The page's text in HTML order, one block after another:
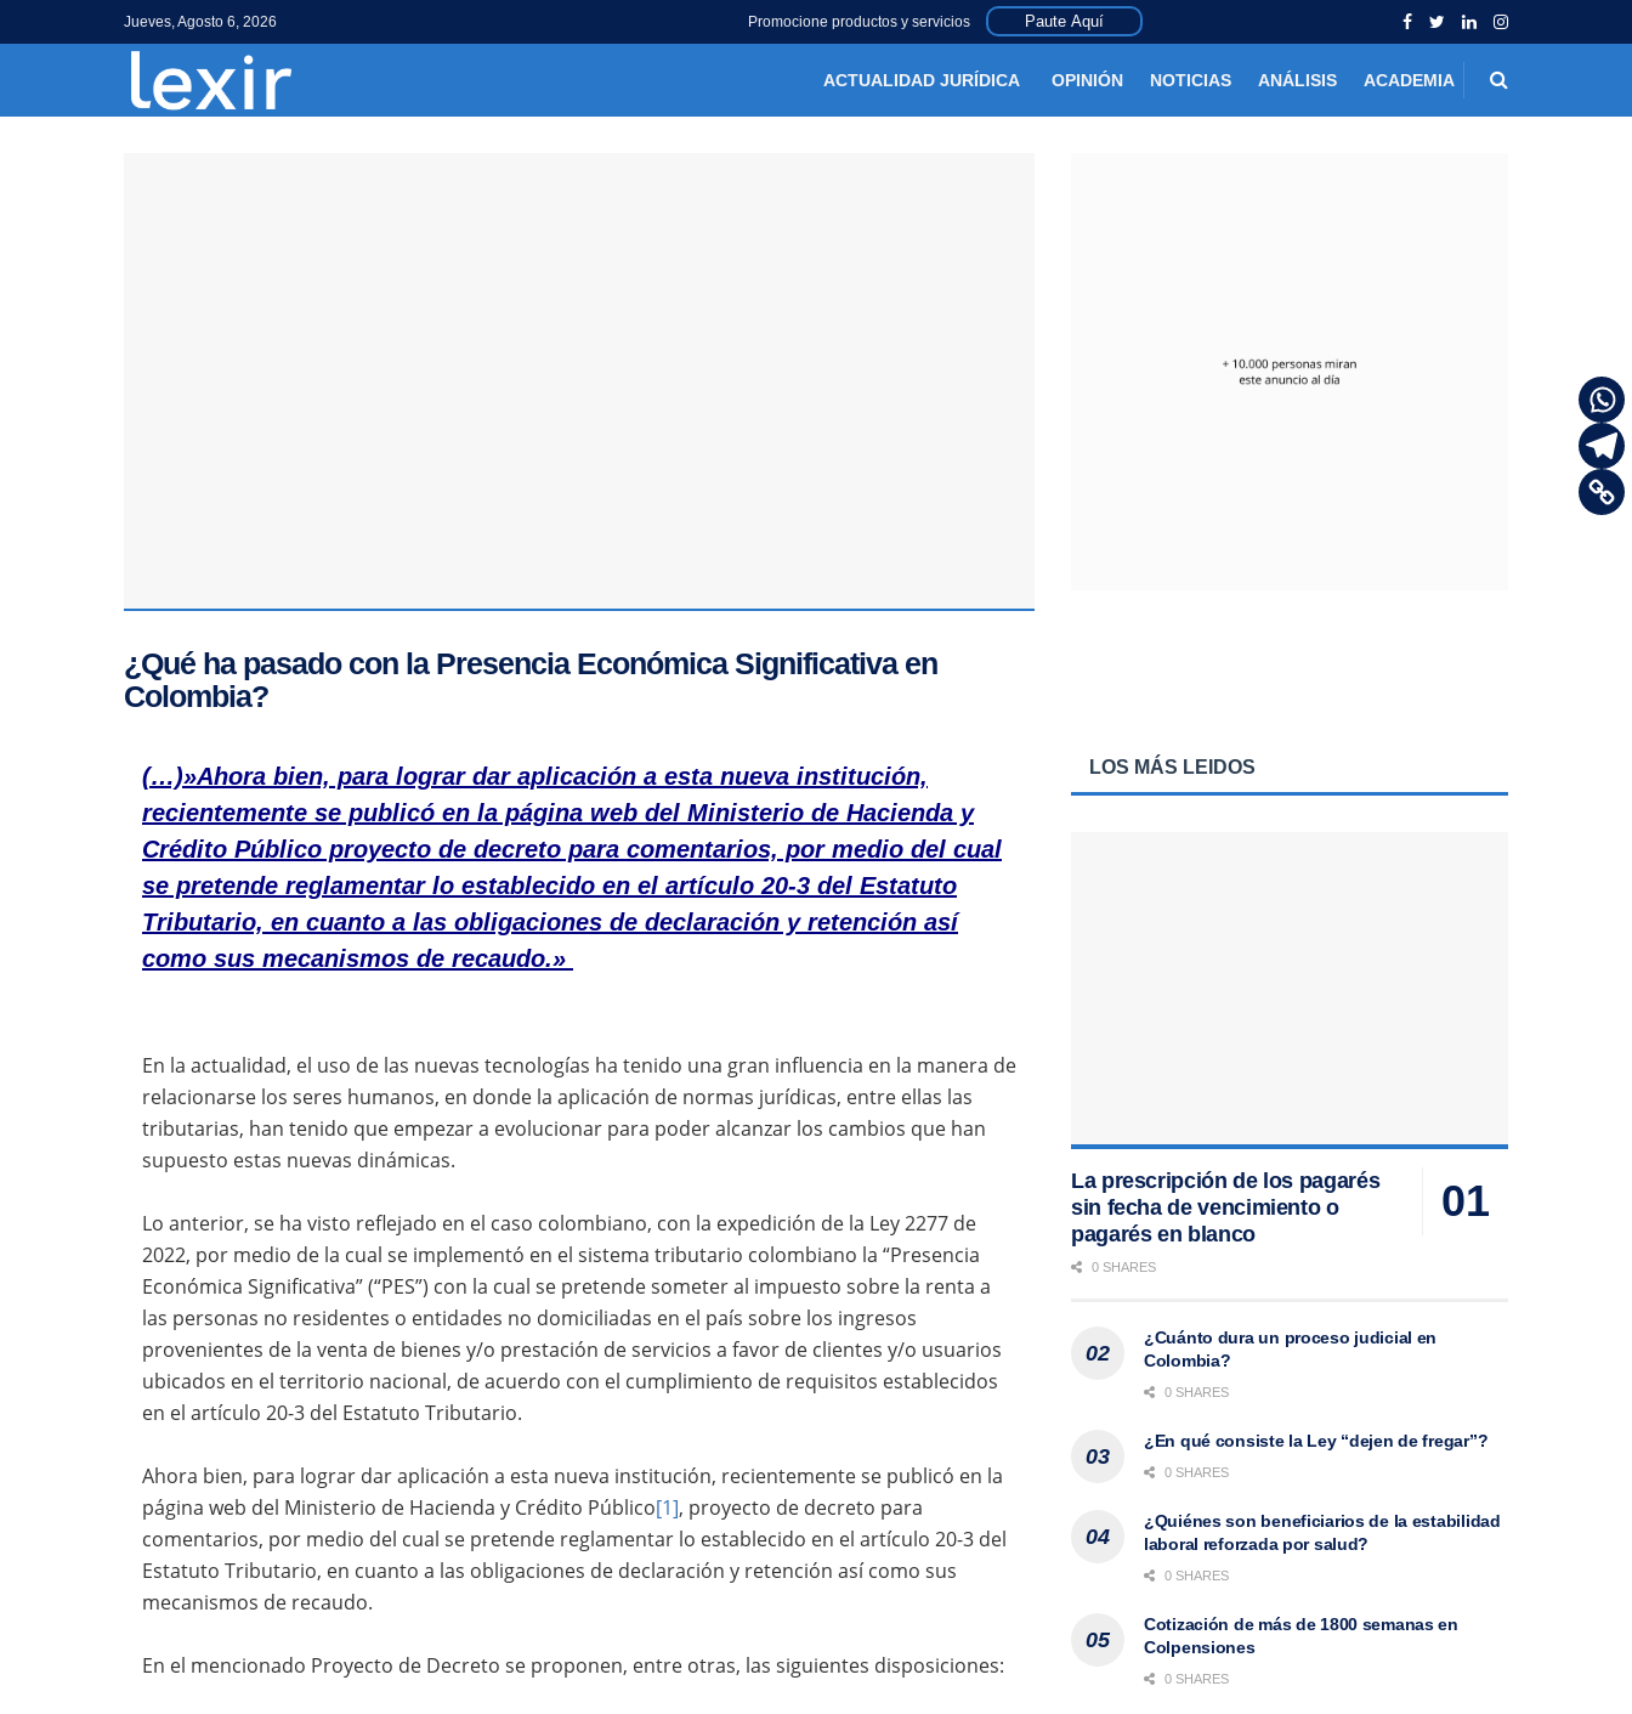
Jueves, Agosto 6, 2026 Promocione productos y servicios Paute Aquí
ACTUALIDAD JURÍDICA OPINIÓN NOTICIAS ANÁLISIS ACADEMIA
¿Qué ha pasado con la Presencia Económica Significativa en
Colombia?
(…)»Ahora bien, para lograr dar aplicación a esta nueva institución,
recientemente se publicó en la página web del Ministerio de Hacienda y
Crédito Público proyecto de decreto para comentarios, por medio del cual
se pretende reglamentar lo establecido en el artículo 20-3 del Estatuto
Tributario, en cuanto a las obligaciones de declaración y retención así
como sus mecanismos de recaudo.»
En la actualidad, el uso de las nuevas tecnologías ha tenido una gran influencia en la manera de
relacionarse los seres humanos, en donde la aplicación de normas jurídicas, entre ellas las
tributarias, han tenido que empezar a evolucionar para poder alcanzar los cambios que han
supuesto estas nuevas dinámicas.
Lo anterior, se ha visto reflejado en el caso colombiano, con la expedición de la Ley 2277 de
2022, por medio de la cual se implementó en el sistema tributario colombiano la “Presencia
Económica Significativa” (“PES”) con la cual se pretende someter al impuesto sobre la renta a
las personas no residentes o entidades no domiciliadas en el país sobre los ingresos
provenientes de la venta de bienes y/o prestación de servicios a favor de clientes y/o usuarios
ubicados en el territorio nacional, de acuerdo con el cumplimiento de requisitos establecidos
en el artículo 20-3 del Estatuto Tributario.
Ahora bien, para lograr dar aplicación a esta nueva institución, recientemente se publicó en la
página web del Ministerio de Hacienda y Crédito Público[1], proyecto de decreto para
comentarios, por medio del cual se pretende reglamentar lo establecido en el artículo 20-3 del
Estatuto Tributario, en cuanto a las obligaciones de declaración y retención así como sus
mecanismos de recaudo.
En el mencionado Proyecto de Decreto se proponen, entre otras, las siguientes disposiciones:
LOS MÁS LEIDOS
La prescripción de los pagarés
sin fecha de vencimiento o
pagarés en blanco
0 SHARES
¿Cuánto dura un proceso judicial en
Colombia?
0 SHARES
¿En qué consiste la Ley “dejen de fregar”?
0 SHARES
¿Quiénes son beneficiarios de la estabilidad
laboral reforzada por salud?
0 SHARES
Cotización de más de 1800 semanas en
Colpensiones
0 SHARES